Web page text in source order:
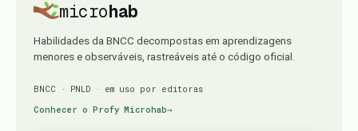
microhab
Habilidades da BNCC decompostas em aprendizagens
menores e observáveis, rastreáveis até o código oficial.
BNCC · PNLD · em uso por editoras
Conhecer o Profy Microhab→